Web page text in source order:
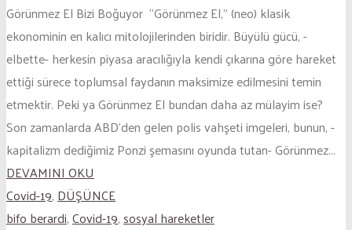
Görünmez El Bizi Boğuyor “Görünmez El,” (neo) klasik
ekonominin en kalıcı mitolojilerinden biridir. Büyülü gücü, -
elbette- herkesin piyasa aracılığıyla kendi çıkarına göre hareket
ettiği sürece toplumsal faydanın maksimize edilmesini temin
etmektir. Peki ya Görünmez El bundan daha az mülayim ise?
Son zamanlarda ABD’den gelen polis vahşeti imgeleri, bunun, -
kapitalizm dediğimiz Ponzi şemasını oyunda tutan- Görünmez...
DEVAMINI OKU
Covid-19, DÜŞÜNCE
bifo berardi,Covid-19,sosyal hareketler